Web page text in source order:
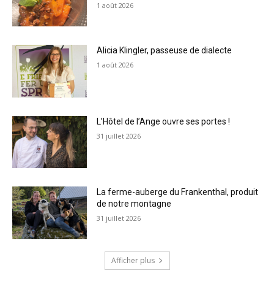
1 août 2026
Alicia Klingler, passeuse de dialecte
1 août 2026
L’Hôtel de l’Ange ouvre ses portes !
31 juillet 2026
La ferme-auberge du Frankenthal, produit
de notre montagne
31 juillet 2026
Afficher plus